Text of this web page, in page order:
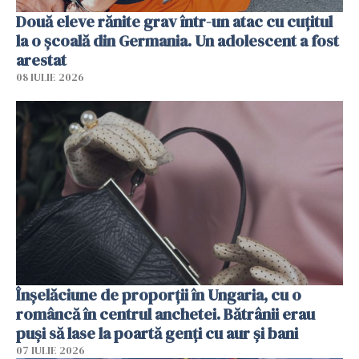
Două eleve rănite grav într-un atac cu cuțitul
la o școală din Germania. Un adolescent a fost
arestat
08 IULIE 2026
Înșelăciune de proporții în Ungaria, cu o
româncă în centrul anchetei. Bătrânii erau
puși să lase la poartă genți cu aur și bani
07 IULIE 2026